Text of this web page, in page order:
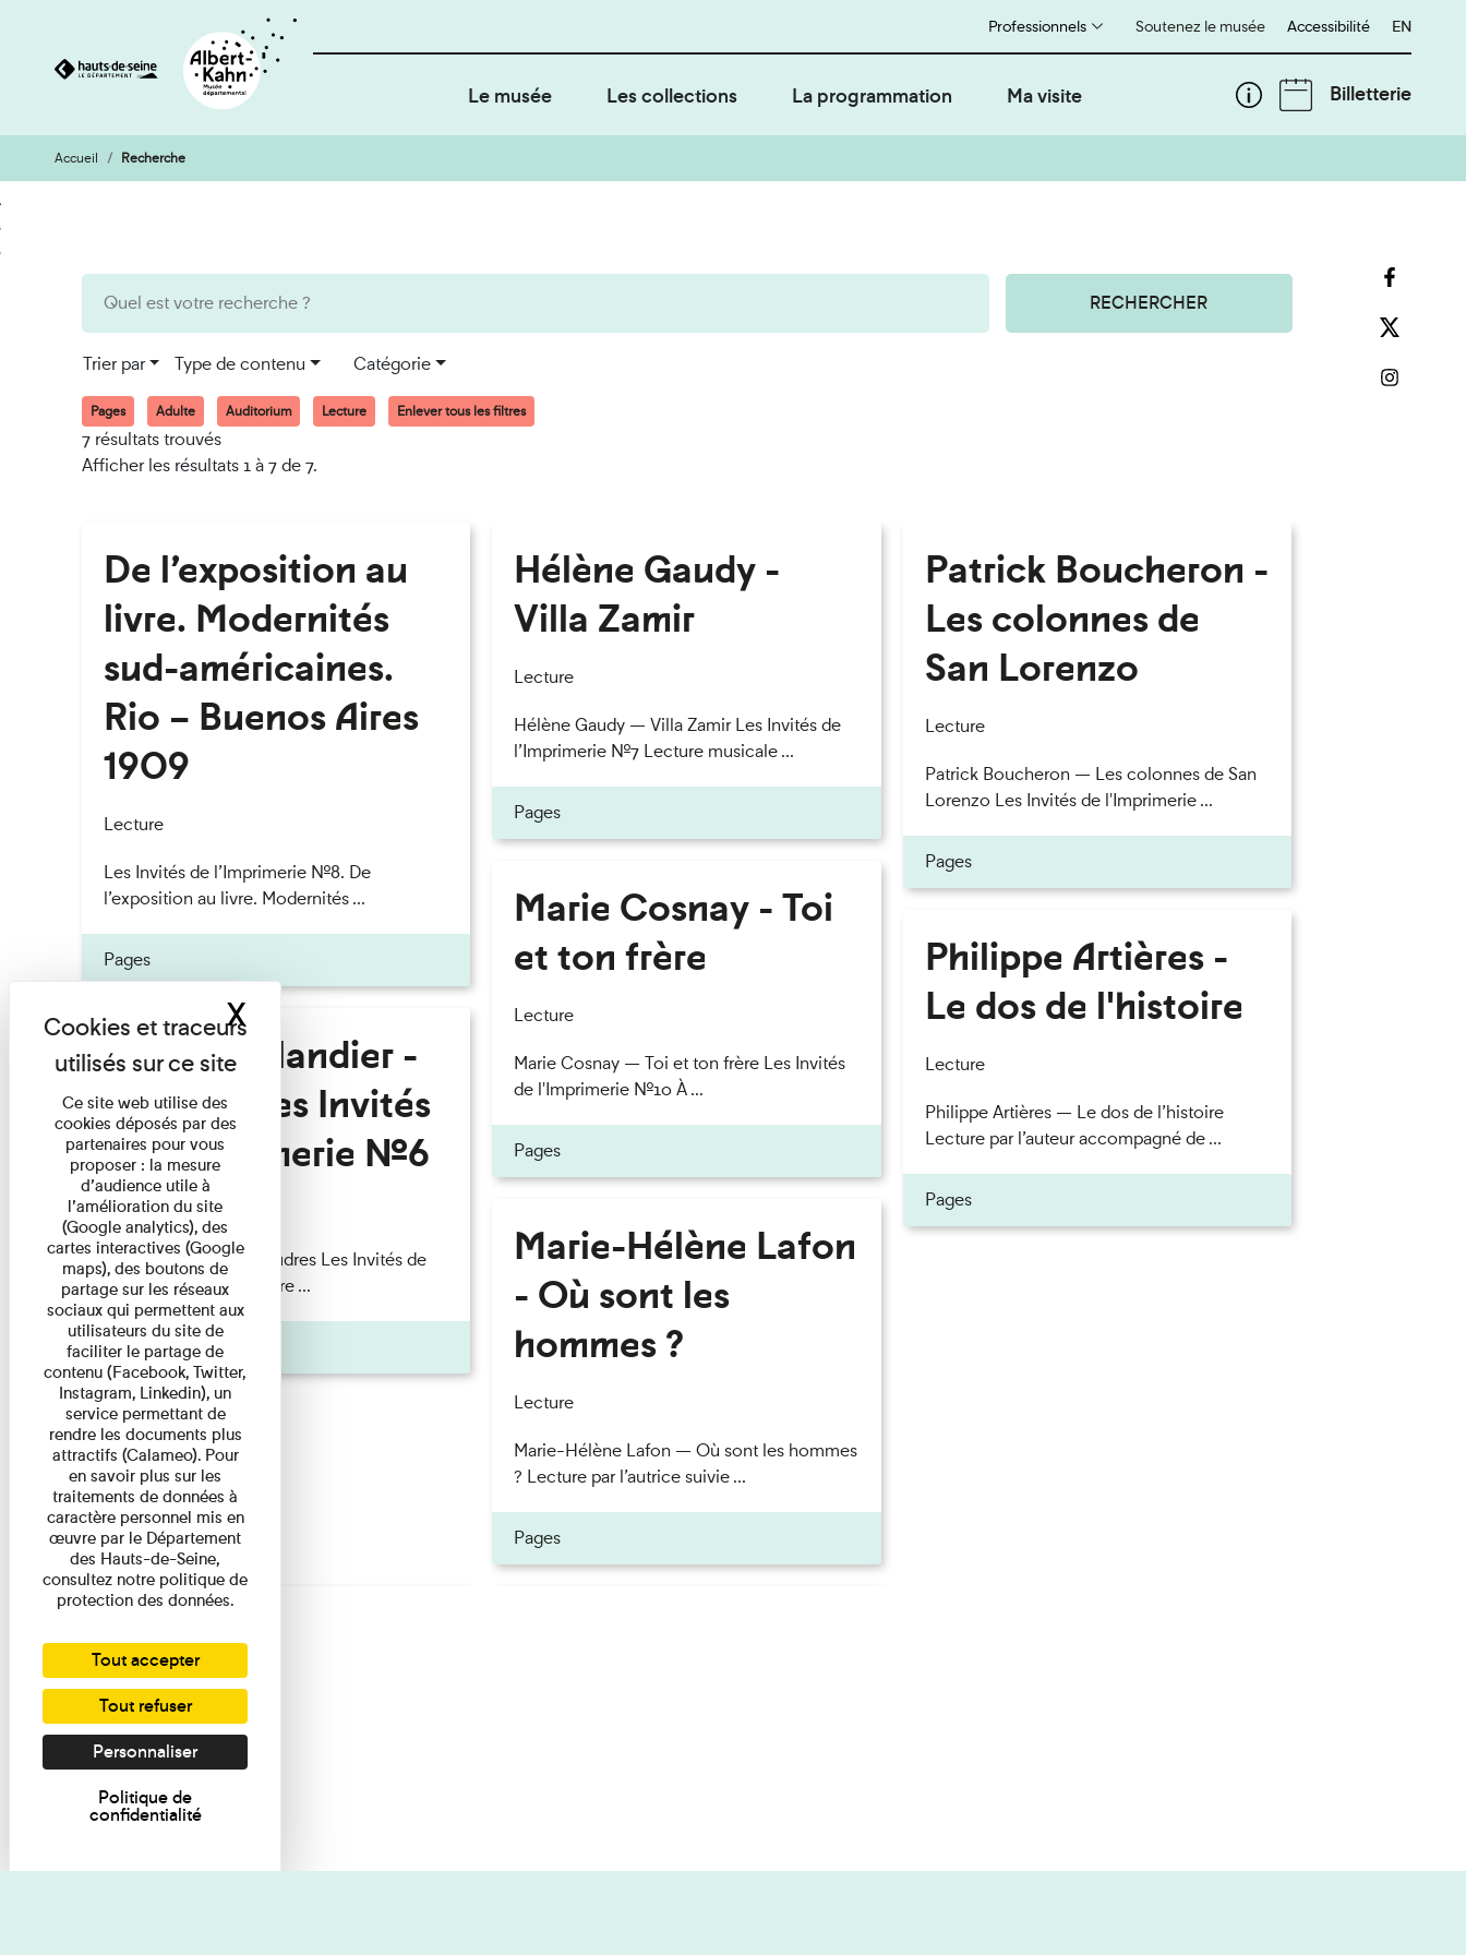
Aller
au
contenu
Aller
à
la
Soutenez le musée
Professionnels Accessibilité English
EN
Le musée Les collections La programmation Ma visite Billetterie
Accueil Recherche
RECHERCHER
Trier par Type de contenu Catégorie
Pages Adulte Auditorium Lecture Enlever tous les filtres
7 résultats trouvés
Afficher les résultats 1 à 7 de 7.
De l’exposition au
livre. Modernités
sud-américaines.
Rio – Buenos Aires
1909
Lecture
Les Invités de l’Imprimerie n°8. De
l’exposition au livre. Modernités ...
Pages
Fanny Taillandier -
Foudres Les Invités
de l’Imprimerie n°6
Lecture
Fanny Taillandier – Foudres Les Invités de
l’Imprimerie n°6 Lecture ...
Pages
Hélène Gaudy -
Villa Zamir
Lecture
Hélène Gaudy — Villa Zamir Les Invités de
l’Imprimerie n°7 Lecture musicale ...
Pages
Marie Cosnay - Toi
et ton frère
Lecture
Marie Cosnay — Toi et ton frère Les Invités
de l'Imprimerie n°10 À ...
Pages
Marie-Hélène Lafon
- Où sont les
hommes ?
Lecture
Marie-Hélène Lafon — Où sont les hommes
? Lecture par l’autrice suivie ...
Pages
Patrick Boucheron -
Les colonnes de
San Lorenzo
Lecture
Patrick Boucheron — Les colonnes de San
Lorenzo Les Invités de l'Imprimerie ...
Pages
Philippe Artières -
Le dos de l'histoire
Lecture
Philippe Artières — Le dos de l’histoire
Lecture par l’auteur accompagné de ...
Pages
Ce site web utilise des
cookies déposés par des
partenaires pour vous
proposer : la mesure
d’audience utile à
l’amélioration du site
(Google analytics), des
cartes interactives (Google
maps), des boutons de
partage sur les réseaux
sociaux qui permettent aux
utilisateurs du site de
faciliter le partage de
contenu (Facebook, Twitter,
Instagram, Linkedin), un
service permettant de
rendre les documents plus
attractifs (Calameo). Pour
en savoir plus sur les
traitements de données à
caractère personnel mis en
œuvre par le Département
des Hauts-de-Seine,
consultez notre politique de
protection des données.
Tout accepter
Tout refuser
Personnaliser
Politique de
confidentialité
XMasquer le bandeau des cookies